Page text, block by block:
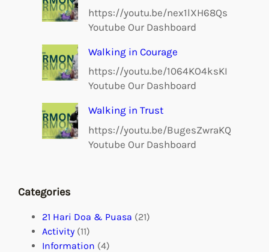
https://youtu.be/nex1lXH68Qs
Youtube Our Dashboard
Walking in Courage
https://youtu.be/1064KO4ksKI
Youtube Our Dashboard
Walking in Trust
https://youtu.be/BugesZwraKQ
Youtube Our Dashboard
Categories
21 Hari Doa & Puasa (21)
Activity (11)
Information (4)